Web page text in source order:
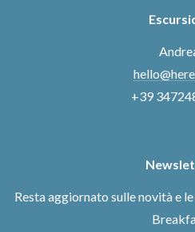
+39
Resta aggiornato sulle novità e